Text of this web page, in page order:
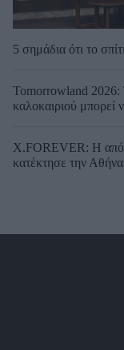
5 σημάδια ότι το
Tomorrowland 2026:
καλοκαιριού μπορεί
X.FOREVER: Η
κατέκτησε την Αθήνα